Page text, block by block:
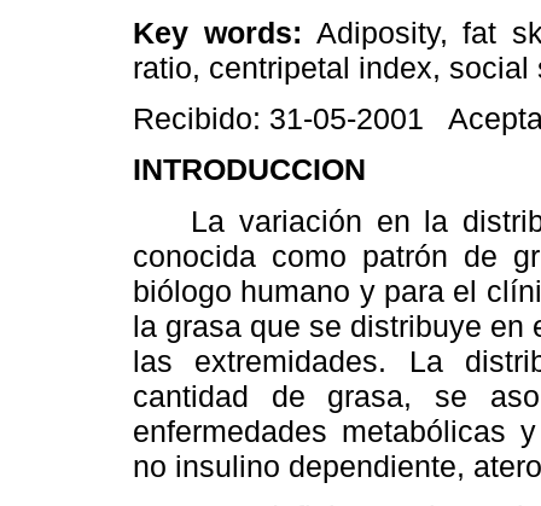
Key words: Adiposity, fat
ratio, centripetal index, social
Recibido: 31-05-2001
INTRODUCCION
La variación en la
conocida como patrón de
biólogo humano y para el
la grasa que se distribuye en
las extremidades. La
cantidad de grasa, se
enfermedades metabólicas
no insulino dependiente,